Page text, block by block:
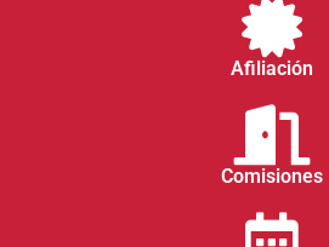
Afiliación
Comisiones